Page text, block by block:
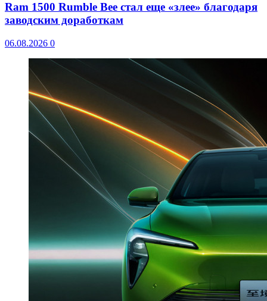
Ram 1500 Rumble Bee стал еще «злее» благодаря
заводским доработкам
06.08.2026 0